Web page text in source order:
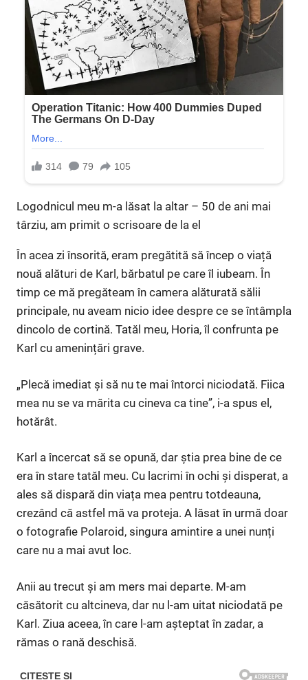
Logodnicul meu m-a lăsat la altar – 50 de ani mai
târziu, am primit o scrisoare de la el
În acea zi însorită, eram pregătită să încep o viață
nouă alături de Karl, bărbatul pe care îl iubeam. În
timp ce mă pregăteam în camera alăturată sălii
principale, nu aveam nicio idee despre ce se întâmpla
dincolo de cortină. Tatăl meu, Horia, îl confrunta pe
Karl cu amenințări grave.
„Plecă imediat și să nu te mai întorci niciodată. Fiica
mea nu se va mărita cu cineva ca tine”, i-a spus el,
hotărât.
Karl a încercat să se opună, dar știa prea bine de ce
era în stare tatăl meu. Cu lacrimi în ochi și disperat, a
ales să dispară din viața mea pentru totdeauna,
crezând că astfel mă va proteja. A lăsat în urmă doar
o fotografie Polaroid, singura amintire a unei nunți
care nu a mai avut loc.
Anii au trecut și am mers mai departe. M-am
căsătorit cu altcineva, dar nu l-am uitat niciodată pe
Karl. Ziua aceea, în care l-am așteptat în zadar, a
rămas o rană deschisă.